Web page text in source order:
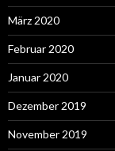
März 2020
Februar 2020
Januar 2020
Dezember 2019
November 2019